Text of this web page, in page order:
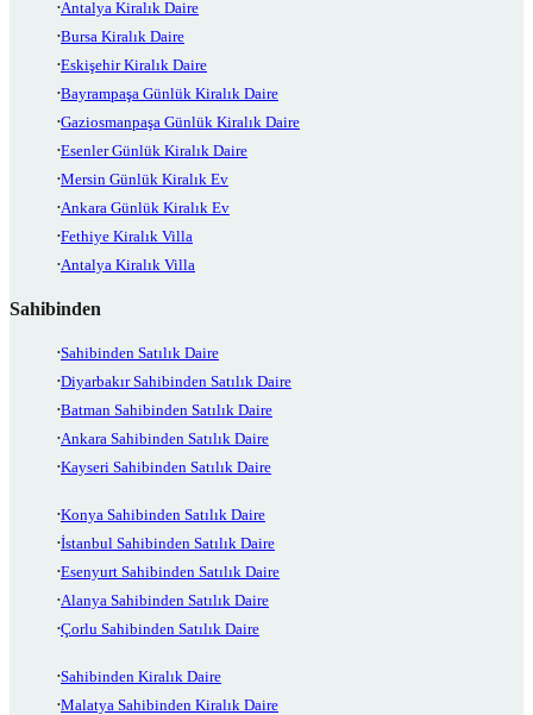
Antalya Kiralık Daire
Bursa Kiralık Daire
Eskişehir Kiralık Daire
Bayrampaşa Günlük Kiralık Daire
Gaziosmanpaşa Günlük Kiralık Daire
Esenler Günlük Kiralık Daire
Mersin Günlük Kiralık Ev
Ankara Günlük Kiralık Ev
Fethiye Kiralık Villa
Antalya Kiralık Villa
Sahibinden
Sahibinden Satılık Daire
Diyarbakır Sahibinden Satılık Daire
Batman Sahibinden Satılık Daire
Ankara Sahibinden Satılık Daire
Kayseri Sahibinden Satılık Daire
Konya Sahibinden Satılık Daire
İstanbul Sahibinden Satılık Daire
Esenyurt Sahibinden Satılık Daire
Alanya Sahibinden Satılık Daire
Çorlu Sahibinden Satılık Daire
Sahibinden Kiralık Daire
Malatya Sahibinden Kiralık Daire